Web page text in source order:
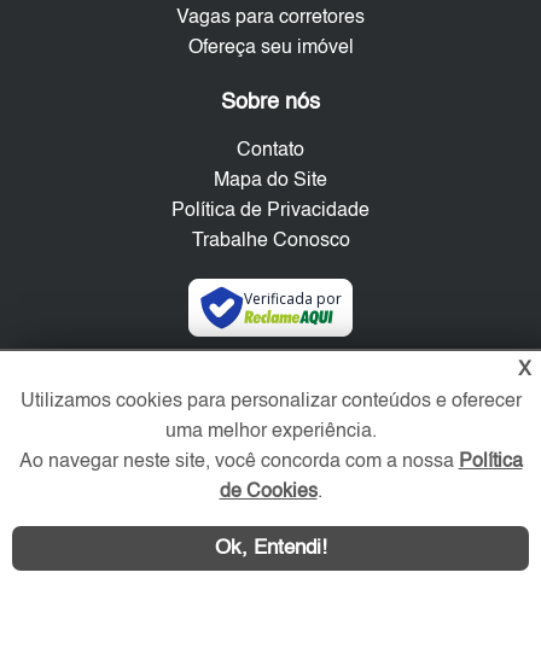
Vagas para corretores
Ofereça seu imóvel
Sobre nós
Contato
Mapa do Site
Política de Privacidade
Trabalhe Conosco
Verificada por
X
Utilizamos cookies para personalizar conteúdos e oferecer
uma melhor experiência.
Ao navegar neste site, você concorda com a nossa Política
de Cookies.
Ok, Entendi!